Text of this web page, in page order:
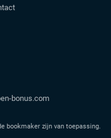
bonus.com
bookmaker zijn van toepassing.